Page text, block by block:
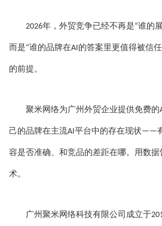
2026年，外贸竞争已经不再是“谁的
而是“谁的品牌在AI的答案里更值得被信任
的前提。
聚米网络为广州外贸企业提供免费的
己的品牌在主流AI平台中的存在现状——
容是否准确、和竞品的差距在哪。用数
术。
广州聚米网络科技有限公司成立于